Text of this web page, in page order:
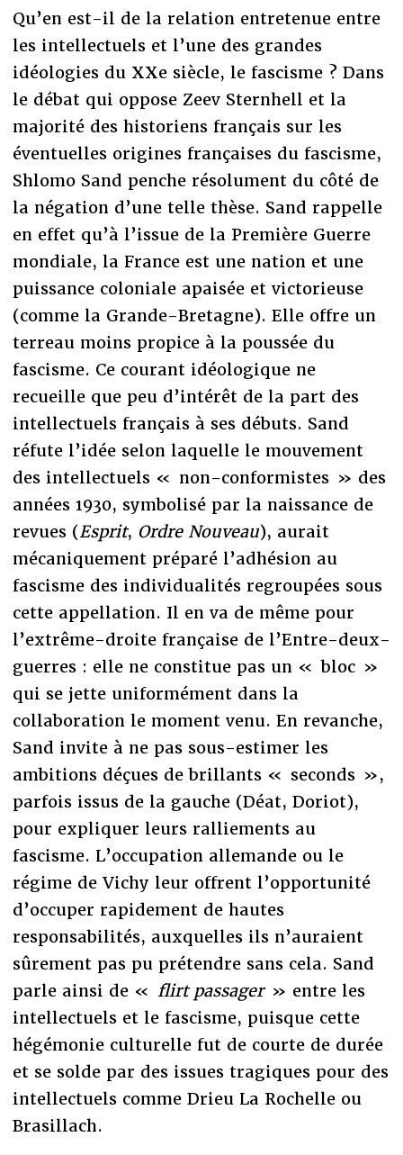
Qu’en est-il de la relation entretenue entre
les intellectuels et l’une des grandes
idéologies du XXe siècle, le fascisme ? Dans
le débat qui oppose Zeev Sternhell et la
majorité des historiens français sur les
éventuelles origines françaises du fascisme,
Shlomo Sand penche résolument du côté de
la négation d’une telle thèse. Sand rappelle
en effet qu’à l’issue de la Première Guerre
mondiale, la France est une nation et une
puissance coloniale apaisée et victorieuse
(comme la Grande-Bretagne). Elle offre un
terreau moins propice à la poussée du
fascisme. Ce courant idéologique ne
recueille que peu d’intérêt de la part des
intellectuels français à ses débuts. Sand
réfute l’idée selon laquelle le mouvement
des intellectuels « non-conformistes » des
années 1930, symbolisé par la naissance de
revues (Esprit, Ordre Nouveau), aurait
mécaniquement préparé l’adhésion au
fascisme des individualités regroupées sous
cette appellation. Il en va de même pour
l’extrême-droite française de l’Entre-deux-
guerres : elle ne constitue pas un « bloc »
qui se jette uniformément dans la
collaboration le moment venu. En revanche,
Sand invite à ne pas sous-estimer les
ambitions déçues de brillants « seconds »,
parfois issus de la gauche (Déat, Doriot),
pour expliquer leurs ralliements au
fascisme. L’occupation allemande ou le
régime de Vichy leur offrent l’opportunité
d’occuper rapidement de hautes
responsabilités, auxquelles ils n’auraient
sûrement pas pu prétendre sans cela. Sand
parle ainsi de « flirt passager» entre les
intellectuels et le fascisme, puisque cette
hégémonie culturelle fut de courte de durée
et se solde par des issues tragiques pour des
intellectuels comme Drieu La Rochelle ou
Brasillach.